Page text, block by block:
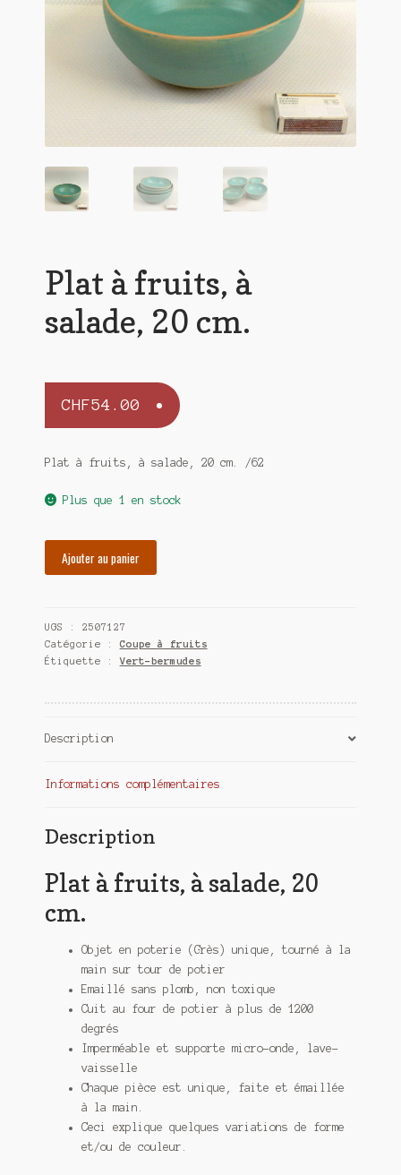
Plat à fruits, à
salade, 20 cm.
CHF54.00
Plat à fruits, à salade, 20 cm. /62
Plus que 1 en stock
fruits,
à
salade,
cm.
Ajouter au panier
UGS : 2507127
Catégorie : Coupe à fruits
Étiquette :Vert-bermudes
Description
Informations complémentaires
Description
Plat à fruits, à salade, 20
cm.
Objet en poterie (Grès) unique, tourné à la
main sur tour de potier
Emaillé sans plomb, non toxique
Cuit au four de potier à plus de 1200
degrés
Imperméable et supporte micro-onde, lave-
vaisselle
Chaque pièce est unique, faite et émaillée
à la main.
Ceci explique quelques variations de forme
et/ou de couleur.